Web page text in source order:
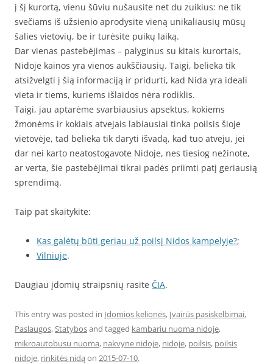
į šį kurortą, vienu šūviu nušausite net du zuikius: ne tik
svečiams iš užsienio aprodysite vieną unikaliausių mūsų
šalies vietovių, be ir turėsite puikų laiką.
Dar vienas pastebėjimas – palyginus su kitais kurortais,
Nidoje kainos yra vienos aukščiausių. Taigi, belieka tik
atsižvelgti į šią informaciją ir pridurti, kad Nida yra ideali
vieta ir tiems, kuriems išlaidos nėra rodiklis.
Taigi, jau aptarėme svarbiausius apsektus, kokiems
žmonėms ir kokiais atvejais labiausiai tinka poilsis šioje
vietovėje, tad belieka tik daryti išvadą, kad tuo atveju, jei
dar nei karto neatostogavote Nidoje, nes tiesiog nežinote,
ar verta, šie pastebėjimai tikrai padės priimti patį geriausią
sprendimą.
Taip pat skaitykite:
Kas galėtų būti geriau už poilsį Nidos kampelyje?;
Vilniuje.
Daugiau įdomių straipsnių rasite ČIA.
This entry was posted in Įdomios kelionės, Įvairūs pasiskelbimai,
Paslaugos,Statybosand tagged kambariu nuoma nidoje,
mikroautobusu nuoma, nakvyne nidoje, nidoje, poilsis, poilsis
nidoje, rinkitės nidą on 2015-07-10.